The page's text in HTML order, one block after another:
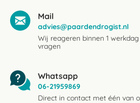
Mail
advies@paardendrogist.nl
Wij reageren binnen 1
vragen
Whatsapp
06-21959869
Direct in contact met één van